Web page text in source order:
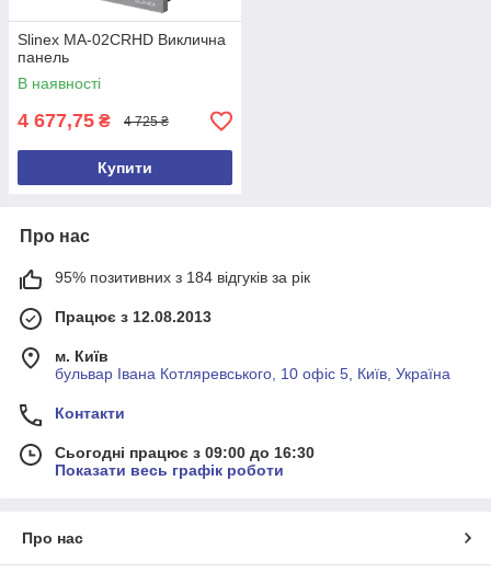
Slinex MA-02CRHD Виклична
панель
В наявності
4 677,75 ₴ 4 725 ₴
Купити
Про нас
95% позитивних з 184 відгуків за рік
Працює з 12.08.2013
м. Київ
бульвар Івана Котляревського, 10 офіс 5, Київ, Україна
Контакти
Сьогодні працює з 09:00 до 16:30
Показати весь графік роботи
Про нас